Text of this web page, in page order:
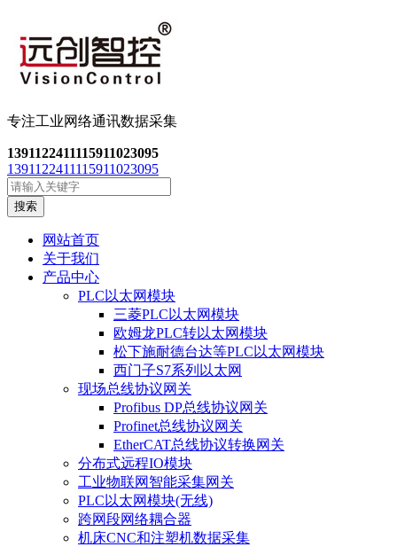
专注工业网络通讯数据采集
1391122411115911023095
1391122411115911023095
搜索
网站首页
关于我们
产品中心
PLC以太网模块
三菱PLC以太网模块
欧姆龙PLC转以太网模块
松下施耐德台达等PLC以太网模块
西门子S7系列以太网
现场总线协议网关
Profibus DP总线协议网关
Profinet总线协议网关
EtherCAT总线协议转换网关
分布式远程IO模块
工业物联网智能采集网关
PLC以太网模块(无线)
跨网段网络耦合器
机床CNC和注塑机数据采集